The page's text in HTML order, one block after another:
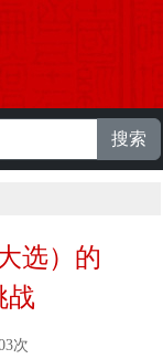
人 |English
搜索
选）的
战
次